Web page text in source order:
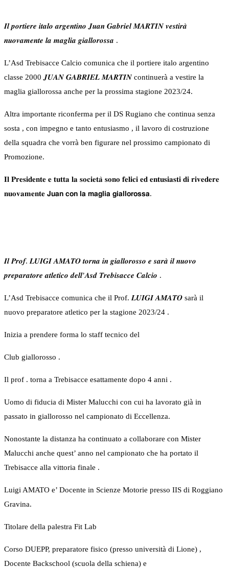
𝑰𝒍 𝒑𝒐𝒓𝒕𝒊𝒆𝒓𝒆 𝒊𝒕𝒂𝒍𝒐 𝒂𝒓𝒈𝒆𝒏𝒕𝒊𝒏𝒐 𝑱𝒖𝒂𝒏 𝑮𝒂𝒃𝒓𝒊𝒆𝒍 𝑴𝑨𝑹𝑻𝑰𝑵 𝒗𝒆𝒔𝒕𝒊𝒓𝒂̀
𝒏𝒖𝒐𝒗𝒂𝒎𝒆𝒏𝒕𝒆 𝒍𝒂 𝒎𝒂𝒈𝒍𝒊𝒂 𝒈𝒊𝒂𝒍𝒍𝒐𝒓𝒐𝒔𝒔𝒂 .
L’Asd Trebisacce Calcio comunica che il portiere italo argentino
classe 2000 𝑱𝑼𝑨𝑵 𝑮𝑨𝑩𝑹𝑰𝑬𝑳 𝑴𝑨𝑹𝑻𝑰𝑵 continuerà a vestire la
maglia giallorossa anche per la prossima stagione 2023/24.
Altra importante riconferma per il DS Rugiano che continua senza
sosta , con impegno e tanto entusiasmo , il lavoro di costruzione
della squadra che vorrà ben figurare nel prossimo campionato di
Promozione.
𝐈𝐥 𝐏𝐫𝐞𝐬𝐢𝐝𝐞𝐧𝐭𝐞 𝐞 𝐭𝐮𝐭𝐭𝐚 𝐥𝐚 𝐬𝐨𝐜𝐢𝐞𝐭𝐚̀ 𝐬𝐨𝐧𝐨 𝐟𝐞𝐥𝐢𝐜𝐢 𝐞𝐝 𝐞𝐧𝐭𝐮𝐬𝐢𝐚𝐬𝐭𝐢 𝐝𝐢 𝐫𝐢𝐯𝐞𝐝𝐞𝐫𝐞
𝐧𝐮𝐨𝐯𝐚𝐦𝐞𝐧𝐭𝐞 𝗝𝘂𝗮𝗻 𝗰𝗼𝗻 𝗹𝗮 𝗺𝗮𝗴𝗹𝗶𝗮 𝗴𝗶𝗮𝗹𝗹𝗼𝗿𝗼𝘀𝘀𝗮.
𝑰𝒍 𝑷𝒓𝒐𝒇. 𝑳𝑼𝑰𝑮𝑰 𝑨𝑴𝑨𝑻𝑶 𝒕𝒐𝒓𝒏𝒂 𝒊𝒏 𝒈𝒊𝒂𝒍𝒍𝒐𝒓𝒐𝒔𝒔𝒐 𝒆 𝒔𝒂𝒓𝒂̀ 𝒊𝒍 𝒏𝒖𝒐𝒗𝒐
𝒑𝒓𝒆𝒑𝒂𝒓𝒂𝒕𝒐𝒓𝒆 𝒂𝒕𝒍𝒆𝒕𝒊𝒄𝒐 𝒅𝒆𝒍𝒍’𝑨𝒔𝒅 𝑻𝒓𝒆𝒃𝒊𝒔𝒂𝒄𝒄𝒆 𝑪𝒂𝒍𝒄𝒊𝒐 .
L’Asd Trebisacce comunica che il Prof. 𝑳𝑼𝑰𝑮𝑰 𝑨𝑴𝑨𝑻𝑶 sarà il
nuovo preparatore atletico per la stagione 2023/24 .
Inizia a prendere forma lo staff tecnico del
Club giallorosso .
Il prof . torna a Trebisacce esattamente dopo 4 anni .
Uomo di fiducia di Mister Malucchi con cui ha lavorato già in
passato in giallorosso nel campionato di Eccellenza.
Nonostante la distanza ha continuato a collaborare con Mister
Malucchi anche quest’ anno nel campionato che ha portato il
Trebisacce alla vittoria finale .
Luigi AMATO e’ Docente in Scienze Motorie presso IIS di Roggiano
Gravina.
Titolare della palestra Fit Lab
Corso DUEPP, preparatore fisico (presso università di Lione) ,
Docente Backschool (scuola della schiena) e